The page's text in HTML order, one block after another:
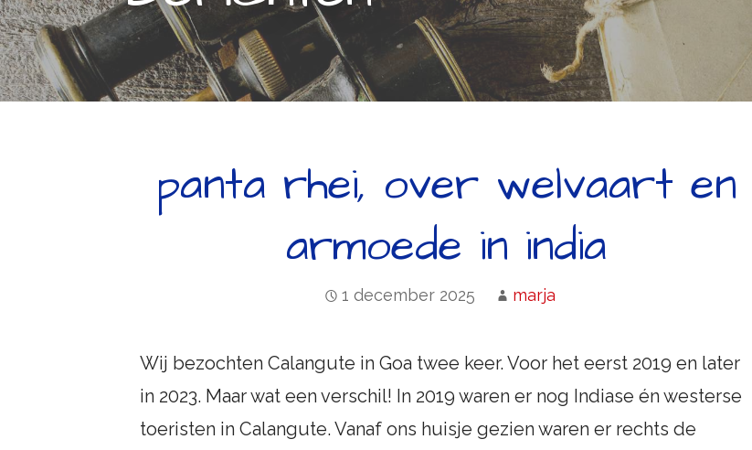
panta rhei, over welvaart en
armoede in india
1 december 2025 marja
Wij bezochten Calangute in Goa twee keer. Voor het eerst 2019 en later
in 2023. Maar wat een verschil! In 2019 waren er nog Indiase én westerse
toeristen in Calangute. Vanaf ons huisje gezien waren er rechts de